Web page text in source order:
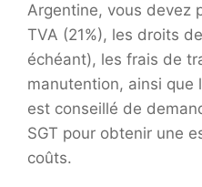
Argentine, vous devez
TVA (21%), les droits
échéant), les frais de
manutention, ainsi que
est conseillé de
SGT pour obtenir une
coûts.